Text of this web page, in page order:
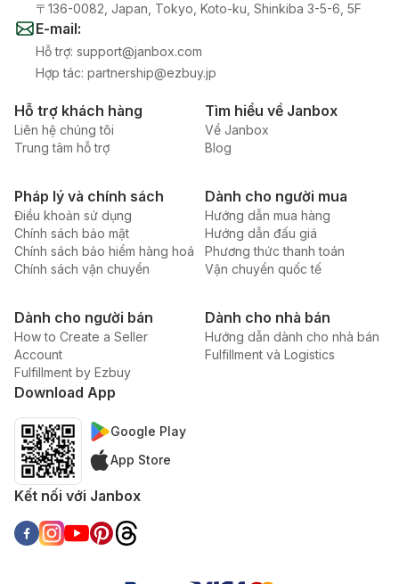
〒136-0082, Japan, Tokyo, Koto-ku, Shinkiba 3-5-6, 5F
E-mail:
Hỗ trợ: support@janbox.com
Hợp tác: partnership@ezbuy.jp
Hỗ trợ khách hàng
Liên hệ chúng tôi
Trung tâm hỗ trợ
Tìm hiểu về Janbox
Về Janbox
Blog
Pháp lý và chính sách
Điều khoản sử dụng
Chính sách bảo mật
Chính sách bảo hiểm hàng hoá
Chính sách vận chuyển
Dành cho người mua
Hướng dẫn mua hàng
Hướng dẫn đấu giá
Phương thức thanh toán
Vận chuyển quốc tế
Dành cho người bán
How to Create a Seller
Account
Fulfillment by Ezbuy
Dành cho nhà bán
Hướng dẫn dành cho nhà bán
Fulfillment và Logistics
Download App
Google Play
App Store
Kết nối với Janbox